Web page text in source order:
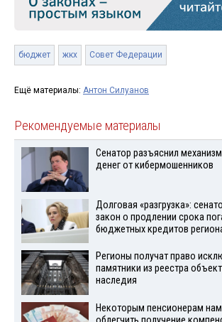
бюджет жкх Совет Федерации
Ещё материалы: Антон Силуанов
Рекомендуемые материалы
Сенатор разъяснил
денег от кибермошенников
Долговая «разгрузка»:
закон о продлении срока
бюджетных кредитов
Регионы получат право
памятники из реестра
наследия
Некоторым пенсионерам